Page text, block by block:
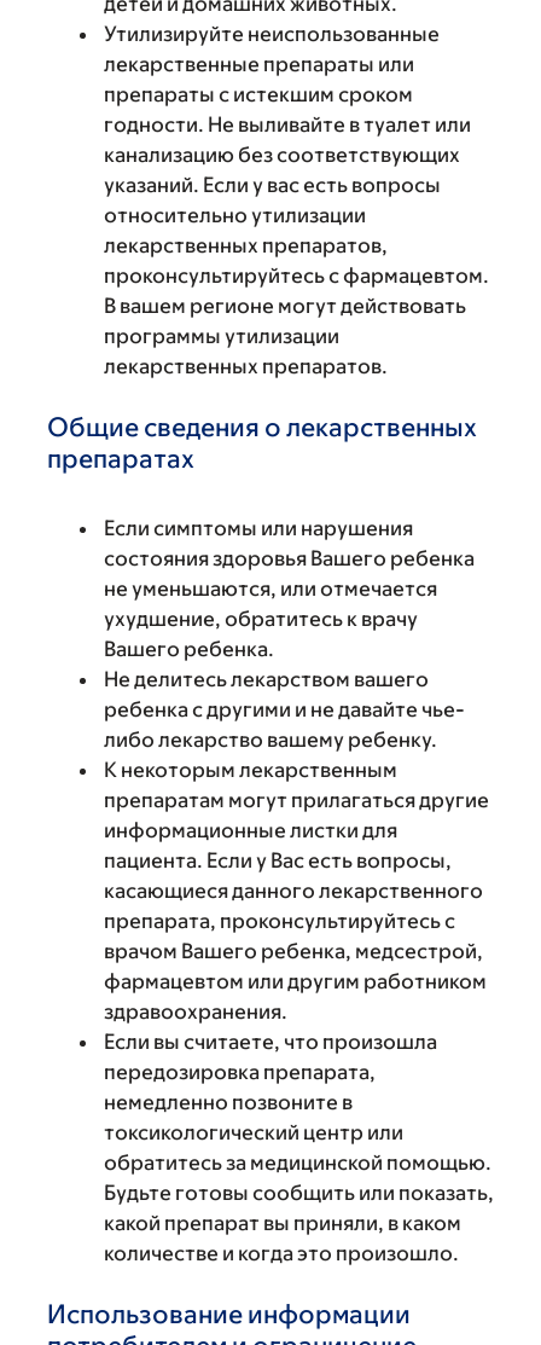
Утилизируйте неиспользованные
лекарственные препараты или
препараты с истекшим сроком
годности. Не выливайте в туалет или
канализацию без соответствующих
указаний. Если у вас есть вопросы
относительно утилизации
лекарственных препаратов,
проконсультируйтесь с фармацевтом.
В вашем регионе могут действовать
программы утилизации
лекарственных препаратов.
Общие сведения о лекарственных
препаратах
Если симптомы или нарушения
состояния здоровья Вашего ребенка
не уменьшаются, или отмечается
ухудшение, обратитесь к врачу
Вашего ребенка.
Не делитесь лекарством вашего
ребенка с другими и не давайте чье-
либо лекарство вашему ребенку.
К некоторым лекарственным
препаратам могут прилагаться другие
информационные листки для
пациента. Если у Вас есть вопросы,
касающиеся данного лекарственного
препарата, проконсультируйтесь с
врачом Вашего ребенка, медсестрой,
фармацевтом или другим работником
здравоохранения.
Если вы считаете, что произошла
передозировка препарата,
немедленно позвоните в
токсикологический центр или
обратитесь за медицинской помощью.
Будьте готовы сообщить или показать,
какой препарат вы приняли, в каком
количестве и когда это произошло.
Использование информации